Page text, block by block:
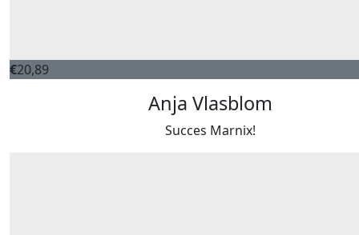
€20,89
Anja Vlasblom
Succes Marnix!